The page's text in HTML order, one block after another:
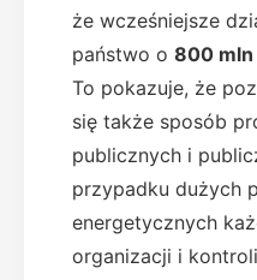
że wcześniejsze
państwo o 800 mln
To pokazuje, że
się także sposób
publicznych i
przypadku dużych
energetycznych
organizacji i